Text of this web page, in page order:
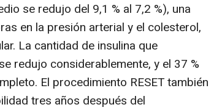
se redujo del 9,1 % al 7,2 %), una
en la presión arterial y el colesterol,
La cantidad de insulina que
redujo considerablemente, y el 37 %
El procedimiento RESET también
tres años después del